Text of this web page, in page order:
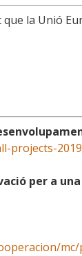
la Unió
projects-2019
per a